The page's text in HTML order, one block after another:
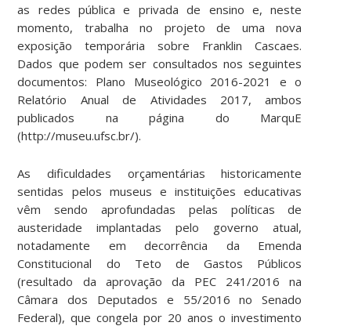
as redes pública e privada de ensino e, neste
momento, trabalha no projeto de uma nova
exposição temporária sobre Franklin Cascaes.
Dados que podem ser consultados nos seguintes
documentos: Plano Museológico 2016-2021 e o
Relatório Anual de Atividades 2017, ambos
publicados na página do MarquE
(http://museu.ufsc.br/).
As dificuldades orçamentárias historicamente
sentidas pelos museus e instituições educativas
vêm sendo aprofundadas pelas políticas de
austeridade implantadas pelo governo atual,
notadamente em decorrência da Emenda
Constitucional do Teto de Gastos Públicos
(resultado da aprovação da PEC 241/2016 na
Câmara dos Deputados e 55/2016 no Senado
Federal), que congela por 20 anos o investimento